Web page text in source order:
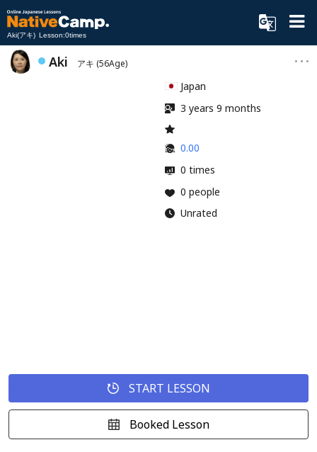
Aki(アキ) Lesson:0times
Aki アキ (56Age)
Japan
3 years 9 months
0.00
0 times
0 people
Unrated
START LESSON
Booked Lesson